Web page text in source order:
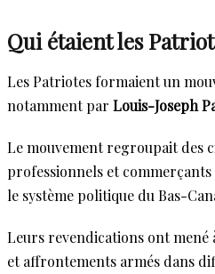
Qui étaient les
Les Patriotes formaient un
notamment par Louis-Joseph
Le mouvement regroupait des
professionnels et
le système politique du Bas-
Leurs revendications ont mené
et affrontements armés dans